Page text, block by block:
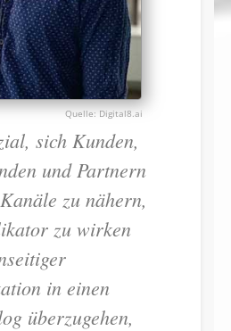
Digital8.ai
sich Kunden,
und Partnern
zu nähern,
zu wirken
in einen
überzugehen,